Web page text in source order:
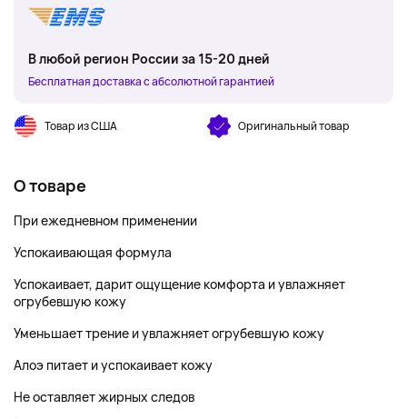
В любой регион России за 15-20 дней
Бесплатная доставка с абсолютной гарантией
Товар из США Оригинальный товар
О товаре
При ежедневном применении
Успокаивающая формула
Успокаивает, дарит ощущение комфорта и увлажняет
огрубевшую кожу
Уменьшает трение и увлажняет огрубевшую кожу
Алоэ питает и успокаивает кожу
Не оставляет жирных следов